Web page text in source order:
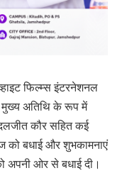
फिल्म्स इंटरनेशनल
मुख्य अतिथि के रूप में
कौर सहित कई
को बधाई और शुभकामनाएं
अपनी ओर से बधाई दी।